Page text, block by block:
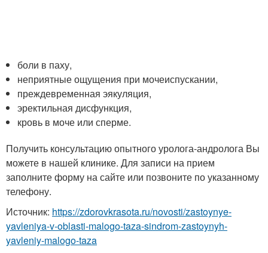
боли в паху,
неприятные ощущения при мочеиспускании,
преждевременная эякуляция,
эректильная дисфункция,
кровь в моче или сперме.
Получить консультацию опытного уролога-андролога Вы
можете в нашей клинике. Для записи на прием
заполните форму на сайте или позвоните по указанному
телефону.
Источник: https://zdorovkrasota.ru/novosti/zastoynye-
yavleniya-v-oblasti-malogo-taza-sindrom-zastoynyh-
yavleniy-malogo-taza